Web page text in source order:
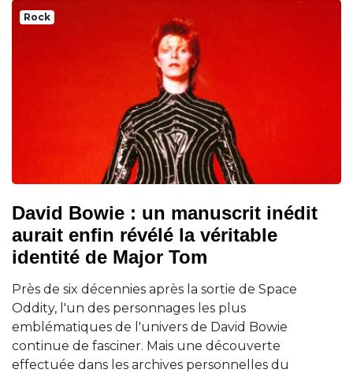
Rock
David Bowie : un manuscrit inédit
aurait enfin révélé la véritable
identité de Major Tom
Près de six décennies après la sortie de Space
Oddity, l'un des personnages les plus
emblématiques de l'univers de David Bowie
continue de fasciner. Mais une découverte
effectuée dans les archives personnelles du